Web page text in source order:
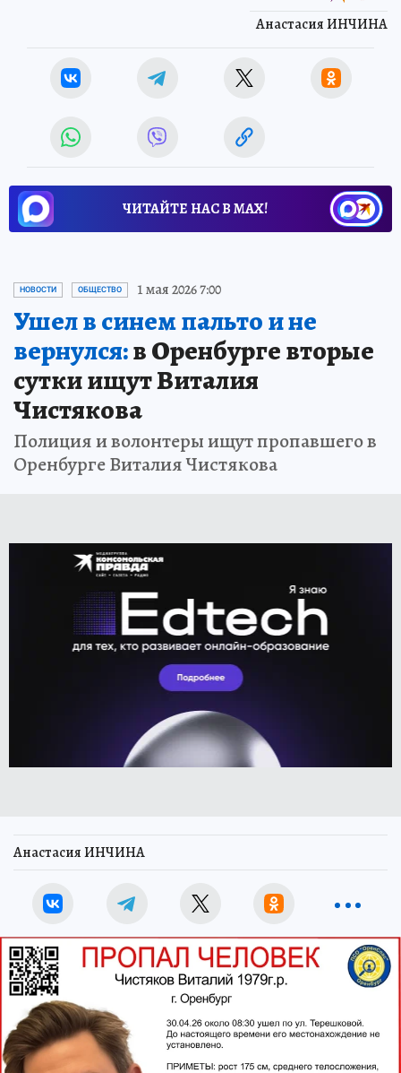
Анастасия ИНЧИНА
ЧИТАЙТЕ НАС В МАХ!
НОВОСТИ ОБЩЕСТВО 1 мая 2026 7:00
Ушел в синем пальто и не
вернулся:в Оренбурге вторые
сутки ищут Виталия
Чистякова
Полиция и волонтеры ищут пропавшего в
Оренбурге Виталия Чистякова
Анастасия ИНЧИНА